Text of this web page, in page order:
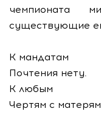
чемпионата
существующие
К мандатам
Почтения нету.
К любым
Чертям с